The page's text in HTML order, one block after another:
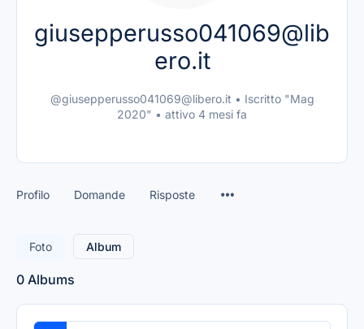
giusepperusso041069@lib
ero.it
@giusepperusso041069@libero.it • Iscritto "Mag
2020" • attivo 4 mesi fa
Profilo Domande Risposte
Foto Album
0 Albums